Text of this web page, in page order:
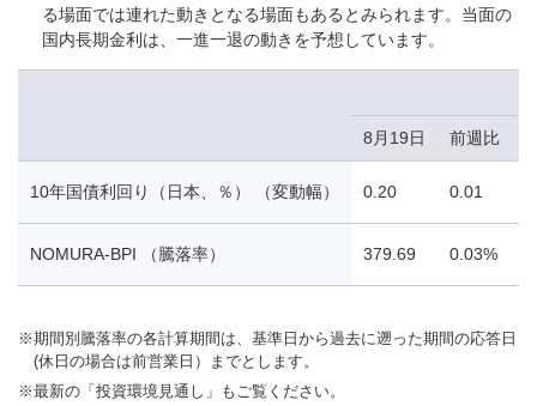
る場面では連れた動きとなる場面もあるとみられます。当面の
国内長期金利は、一進一退の動きを予想しています。
8月19日 前週比
10年国債利回り（日本、％） （変動幅） 0.20 0.01
NOMURA-BPI （騰落率） 379.69 0.03%
※期間別騰落率の各計算期間は、基準日から過去に遡った期間の応答日
(休日の場合は前営業日）までとします。
※最新の「投資環境見通し」もご覧ください。